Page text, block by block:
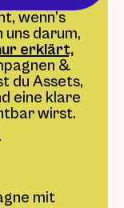
wenn’s
uns darum,
erklärt,
&
du Assets,
eine klare
wirst.
mit